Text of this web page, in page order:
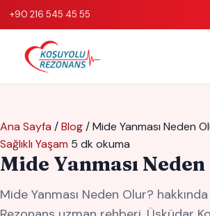
+90 216 545 45 55
Ana Sayfa /Blog/Mide Yanması Neden
Sağlıklı Yaşam 5 dk okuma
Mide Yanması
Mide Yanması Neden Olur?